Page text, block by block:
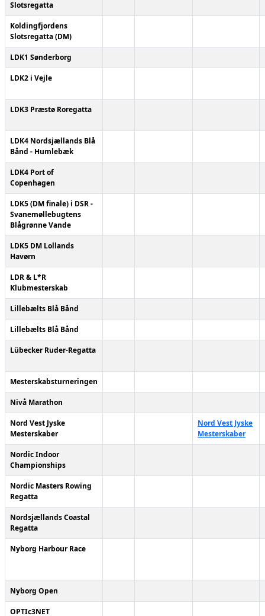
Slotsregatta
Koldingfjordens
Slotsregatta (DM)
LDK1 Sønderborg
LDK2 i Vejle
LDK3 Præstø Roregatta
LDK4 Nordsjællands Blå
Bånd - Humlebæk
LDK4 Port of
Copenhagen
LDK5 (DM finale) i DSR -
Svanemøllebugtens
Blågrønne Vande
LDK5 DM Lollands
Havørn
LDR & L*R
Klubmesterskab
Lillebælts Blå Bånd
Lillebælts Blå Bånd
Lübecker Ruder-Regatta
Mesterskabsturneringen
Nivå Marathon
Nord Vest Jyske
Mesterskaber
Nord Vest Jyske
Mesterskaber
Nordic Indoor
Championships
Nordic Masters Rowing
Regatta
Nordsjællands Coastal
Regatta
Nyborg Harbour Race
Nyborg Open
OPTIc3NET